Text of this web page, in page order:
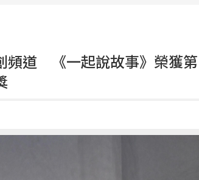
頻道 《一起說故事》榮獲